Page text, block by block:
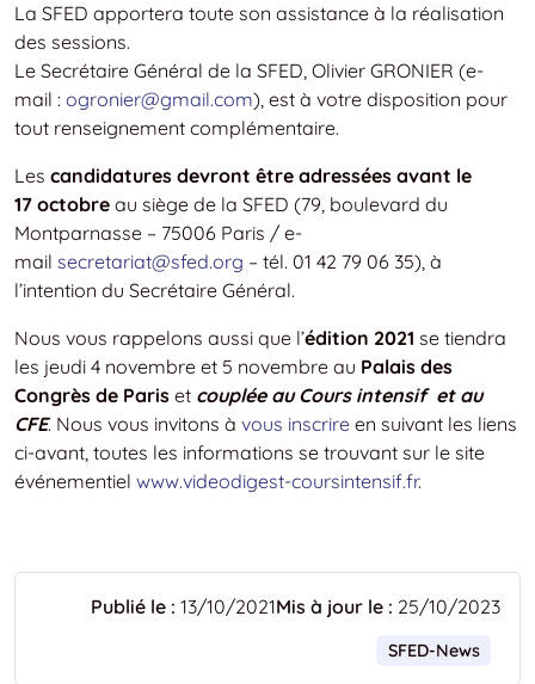
La SFED apportera toute son assistance à la réalisation
des sessions.
Le Secrétaire Général de la SFED, Olivier GRONIER (e-
mail : ogronier@gmail.com), est à votre disposition pour
tout renseignement complémentaire.
Les candidatures devront être adressées avant le
17 octobre au siège de la SFED (79, boulevard du
Montparnasse – 75006 Paris / e-
mail secretariat@sfed.org – tél. 01 42 79 06 35), à
l’intention du Secrétaire Général.
Nous vous rappelons aussi que l’édition 2021 se tiendra
les jeudi 4 novembre et 5 novembre au Palais des
Congrès de Paris et couplée au Cours intensif et au
CFE. Nous vous invitons à vous inscrire en suivant les liens
ci-avant, toutes les informations se trouvant sur le site
événementiel www.videodigest-coursintensif.fr.
Publié le : 13/10/2021Mis à jour le : 25/10/2023
SFED-News